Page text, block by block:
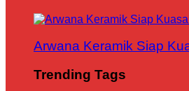
Arwana Keramik Siap
Trending Tags